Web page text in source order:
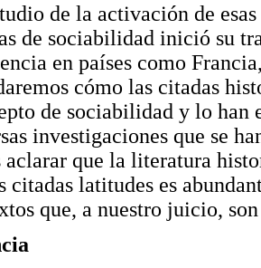
de la activación de
de sociabilidad inició su
en países como
cómo las citadas
de sociabilidad y lo han
investigaciones que se
aclarar que la literatura
citadas latitudes es
que, a nuestro juicio,